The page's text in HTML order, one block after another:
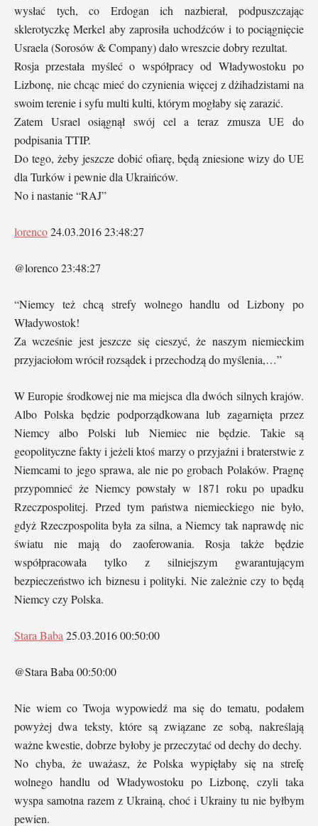
wysłać tych, co Erdogan ich nazbierał, podpuszczając
sklerotyczkę Merkel aby zaprosiła uchodźców i to pociągnięcie
Usraela (Sorosów & Company) dało wreszcie dobry rezultat.
Rosja przestała myśleć o współpracy od Władywostoku po
Lizbonę, nie chcąc mieć do czynienia więcej z dżihadzistami na
swoim terenie i syfu multi kulti, którym mogłaby się zarazić.
Zatem Usrael osiągnął swój cel a teraz zmusza UE do
podpisania TTIP.
Do tego, żeby jeszcze dobić ofiarę, będą zniesione wizy do UE
dla Turków i pewnie dla Ukraińców.
No i nastanie “RAJ”
lorenco24.03.2016 23:48:27
@lorenco 23:48:27
“Niemcy też chcą strefy wolnego handlu od Lizbony po
Władywostok!
Za wcześnie jest jeszcze się cieszyć, że naszym niemieckim
przyjaciołom wrócił rozsądek i przechodzą do myślenia,…”
W Europie środkowej nie ma miejsca dla dwóch silnych krajów.
Albo Polska będzie podporządkowana lub zagarnięta przez
Niemcy albo Polski lub Niemiec nie będzie. Takie są
geopolityczne fakty i jeżeli ktoś marzy o przyjaźni i braterstwie z
Niemcami to jego sprawa, ale nie po grobach Polaków. Pragnę
przypomnieć że Niemcy powstały w 1871 roku po upadku
Rzeczpospolitej. Przed tym państwa niemieckiego nie było,
gdyż Rzeczpospolita była za silna, a Niemcy tak naprawdę nic
światu nie mają do zaoferowania. Rosja także będzie
współpracowała tylko z silniejszym gwarantującym
bezpieczeństwo ich biznesu i polityki. Nie zależnie czy to będą
Niemcy czy Polska.
Stara Baba 25.03.2016 00:50:00
@Stara Baba 00:50:00
Nie wiem co Twoja wypowiedź ma się do tematu, podałem
powyżej dwa teksty, które są związane ze sobą, nakreślają
ważne kwestie, dobrze byłoby je przeczytać od dechy do dechy.
No chyba, że uważasz, że Polska wypięłaby się na strefę
wolnego handlu od Władywostoku po Lizbonę, czyli taka
wyspa samotna razem z Ukrainą, choć i Ukrainy tu nie byłbym
pewien.